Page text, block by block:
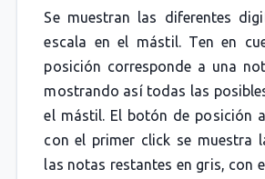
Se muestran las diferentes
escala en el mástil. Ten en
posición corresponde a una
mostrando así todas las
el mástil. El botón de posición
con el primer click se muestra
las notas restantes en gris, con